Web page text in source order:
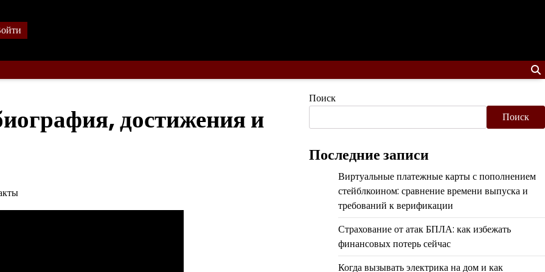
достижения и
Поиск
Поиск
Последние записи
Виртуальные платежные карты с пополнением
стейблкоином: сравнение времени выпуска и
требований к верификации
Страхование от атак БПЛА: как избежать
финансовых потерь сейчас
Когда вызывать электрика на дом и как